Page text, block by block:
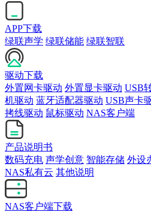
APP下载
绿联声学 绿联储能 绿联智联
驱动下载
外置网卡驱动 外置显卡驱动 USB
机驱动 蓝牙适配器驱动 USB声卡
拷线驱动 鼠标驱动 NAS客户端
产品说明书
数码充电 声学创意 智能存储 外设
NAS私有云 其他说明
NAS客户端下载